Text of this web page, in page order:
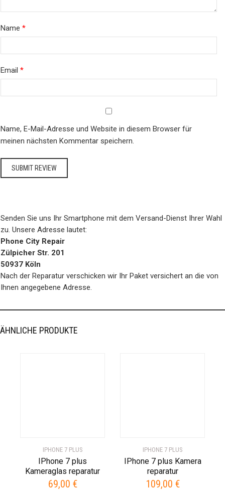
Name *
Email *
Name, E-Mail-Adresse und Website in diesem Browser für
meinen nächsten Kommentar speichern.
Senden Sie uns Ihr Smartphone mit dem Versand-Dienst Ihrer Wahl
zu. Unsere Adresse lautet:
Phone City Repair
Zülpicher Str. 201
50937 Köln
Nach der Reparatur verschicken wir Ihr Paket versichert an die von
Ihnen angegebene Adresse.
ÄHNLICHE PRODUKTE
IPHONE 7 PLUS
IPhone 7 plus
Kameraglas reparatur
69,00 €
IPHONE 7 PLUS
IPhone 7 plus Kamera
reparatur
109,00 €